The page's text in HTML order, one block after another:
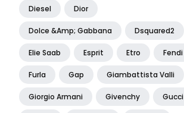
Diesel Dior
Dolce &amp; Gabbana Dsquared2
Elie Saab Esprit Etro Fendi
Furla Gap Giambattista Valli
Giorgio Armani Givenchy Gucci